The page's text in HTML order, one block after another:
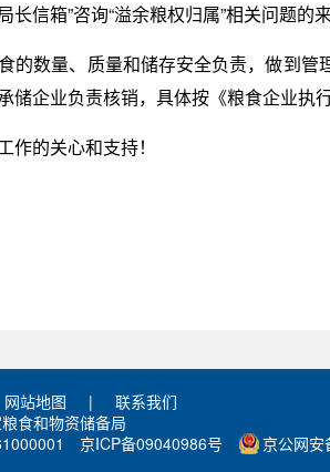
长信箱”咨询“溢余粮权归属”相关问题的
的数量、质量和储存安全负责，做到
储企业负责核销，具体按《粮食企业执
的关心和支持！
网站地图 |
联系我们
食和物资储备局
京ICP备09040986号 京公网